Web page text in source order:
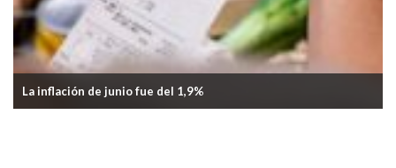
Anunciaron el cierre de un histórico bar de Palermo